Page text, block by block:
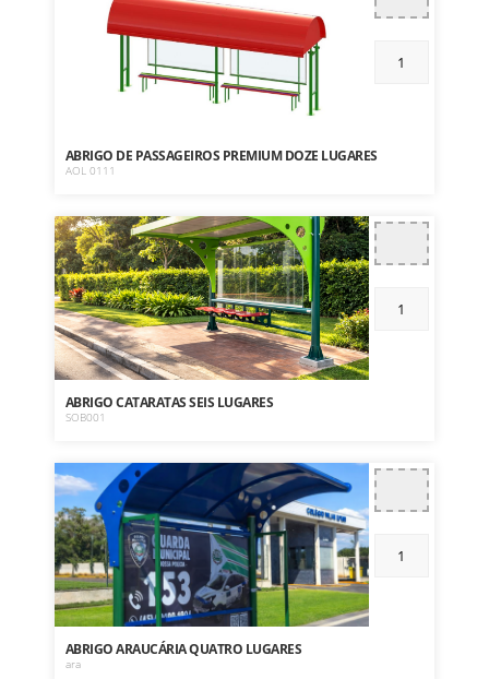
ABRIGO DE PASSAGEIROS PREMIUM DOZE LUGARES
AOL 0111
ABRIGO CATARATAS SEIS LUGARES
SOB001
ABRIGO ARAUCÁRIA QUATRO LUGARES
ara